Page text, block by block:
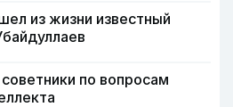
из жизни известный
по вопросам